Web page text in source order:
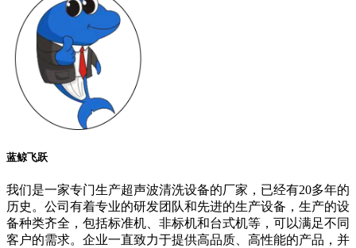
蓝鲸飞跃
我们是一家专门生产超声波清洗设备的厂家，已经有20多年的
历史。公司有着专业的研发团队和先进的生产设备，生产的设
备种类齐全，包括标准机、非标机和台式机等，可以满足不同
客户的需求。企业一直致力于提供高品质、高性能的产品，并